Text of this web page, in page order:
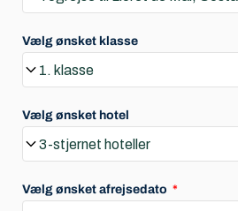
Vælg ønsket klasse
Vælg ønsket hotel
Vælg ønsket afrejsedato